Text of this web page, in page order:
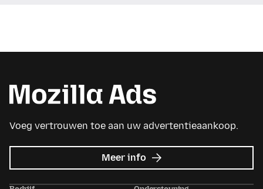
Voeg vertrouwen toe aan uw advertentieaankoop.
Meer info over
Mozilla